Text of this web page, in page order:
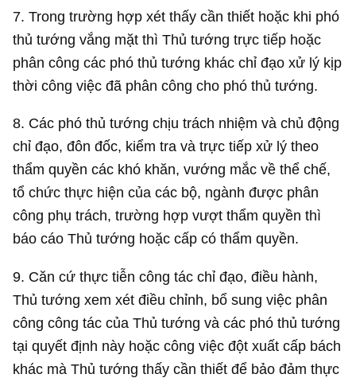
7. Trong trường hợp xét thấy cần thiết hoặc khi phó
thủ tướng vắng mặt thì Thủ tướng trực tiếp hoặc
phân công các phó thủ tướng khác chỉ đạo xử lý kịp
thời công việc đã phân công cho phó thủ tướng.
8. Các phó thủ tướng chịu trách nhiệm và chủ động
chỉ đạo, đôn đốc, kiểm tra và trực tiếp xử lý theo
thẩm quyền các khó khăn, vướng mắc về thể chế,
tổ chức thực hiện của các bộ, ngành được phân
công phụ trách, trường hợp vượt thẩm quyền thì
báo cáo Thủ tướng hoặc cấp có thẩm quyền.
9. Căn cứ thực tiễn công tác chỉ đạo, điều hành,
Thủ tướng xem xét điều chỉnh, bổ sung việc phân
công công tác của Thủ tướng và các phó thủ tướng
tại quyết định này hoặc công việc đột xuất cấp bách
khác mà Thủ tướng thấy cần thiết để bảo đảm thực